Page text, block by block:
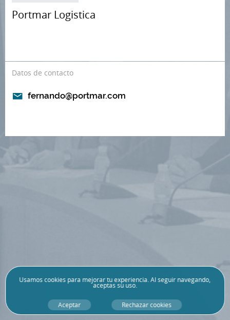
Portmar Logistica
Datos de contacto
fernando@portmar.com
Usamoscookies para mejorar tu experiencia. Al seguir navegando,
aceptas su uso.
Aceptar Rechazar cookies